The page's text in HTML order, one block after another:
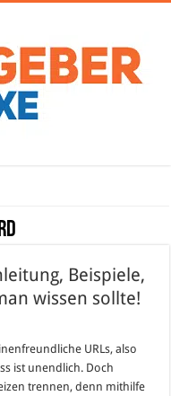
Beispiele,
wissen sollte!
URLs, also
ist unendlich. Doch
trennen, denn mithilfe